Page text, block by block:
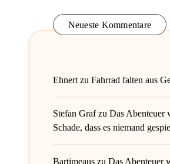
Neueste Kommentare
Ehnertzu Fahrrad falten aus
Stefan Grafzu Das Abenteuer
Schade, dass es niemand
Bartimeauszu Das Abenteuer